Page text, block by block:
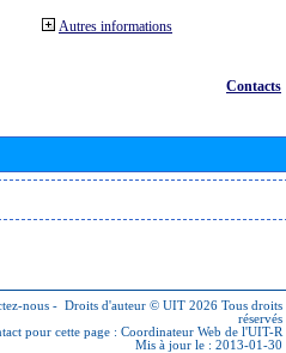
Autres informations
Contacts
nous - Droits d'auteur © UIT 2026 Tous droits
réservés
pour cette page : Coordinateur Web de l'UIT-R
Mis à jour le : 2013-01-30